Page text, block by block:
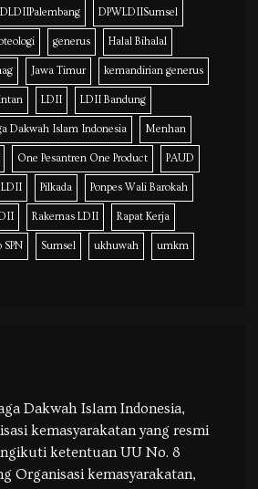
DPWLDIISumsel
generus Halal Bihalal
Jawa Timur kemandirian generus
LDII LDII Bandung
Dakwah Islam Indonesia Menhan
One Pesantren One Product PAUD
LDII Pilkada Ponpes Wali Barokah
Rakernas LDII Rapat Kerja
SPN Sumsel ukhuwah umkm
Dakwah Islam Indonesia,
kemasyarakatan yang resmi
ketentuan UU No. 8
Organisasi kemasyarakatan,